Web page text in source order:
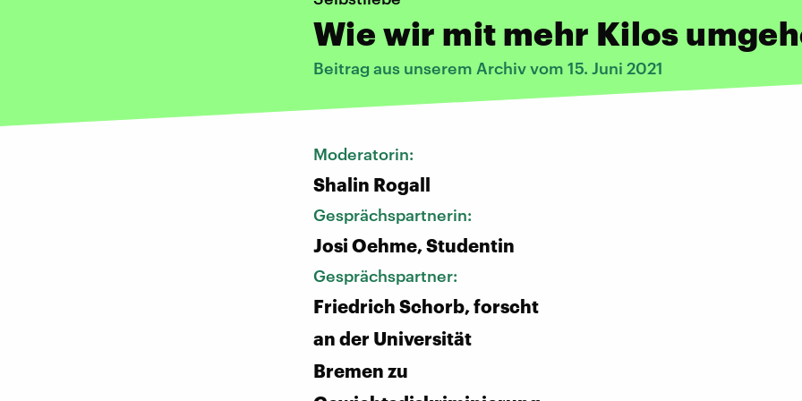
Wie wir mit mehr Kilos
Beitrag aus unserem Archiv vom 15. Juni 2021
Moderatorin:
Shalin Rogall
Gesprächspartnerin:
Josi Oehme, Studentin
Gesprächspartner:
Friedrich Schorb, forscht
an der Universität
Bremen zu